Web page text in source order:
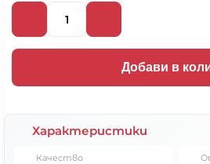
Добави в
Характеристики
Качество